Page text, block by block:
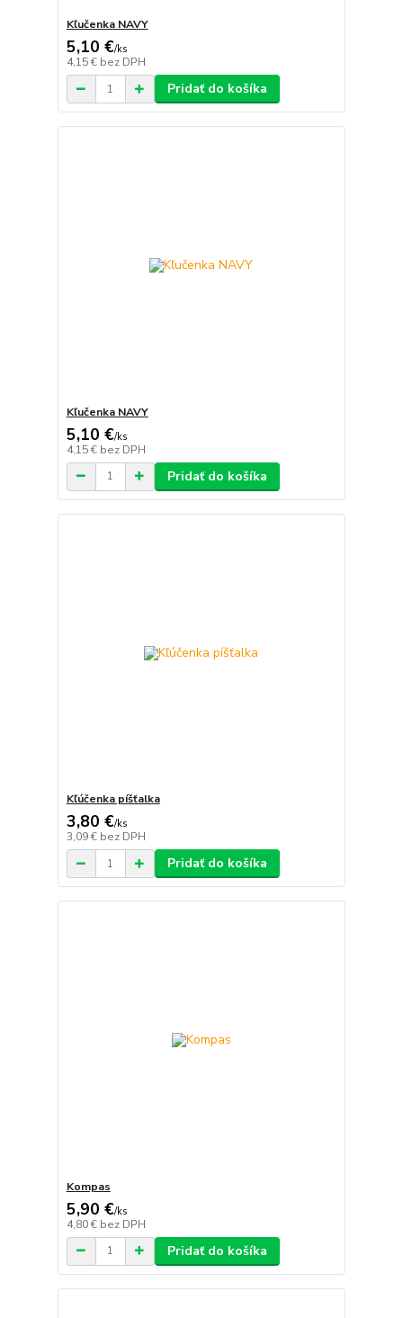
Kľučenka NAVY
5,10 €/ks
4,15 € bez DPH
Pridať do košíka
Kľučenka NAVY
5,10 €/ks
4,15 € bez DPH
Pridať do košíka
Kľúčenka píšťalka
3,80 €/ks
3,09 € bez DPH
Pridať do košíka
Kompas
5,90 €/ks
4,80 € bez DPH
Pridať do košíka